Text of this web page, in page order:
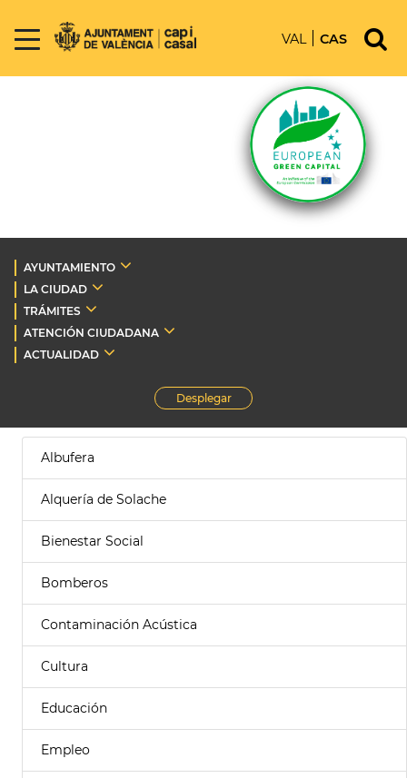
VAL CAS
AYUNTAMIENTO
LA CIUDAD
TRÁMITES
ATENCIÓN CIUDADANA
ACTUALIDAD
Desplegar
Albufera
Alquería de Solache
Bienestar Social
Bomberos
Contaminación Acústica
Cultura
Educación
Empleo